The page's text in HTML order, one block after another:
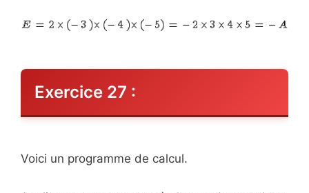
Exercice 27 :
Voici un programme de calcul.